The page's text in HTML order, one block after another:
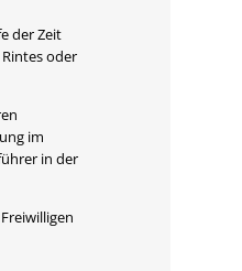
der Zeit
oder
im
in der